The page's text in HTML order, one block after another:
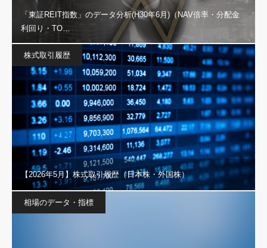
「東証REIT指数」のデータ分析(H30年6月)（NAV倍率・分配金
利回り・TO…
株式取引履歴
【2026年5月】株式取引履歴（日本株・外国株）
相場のデータ・指標